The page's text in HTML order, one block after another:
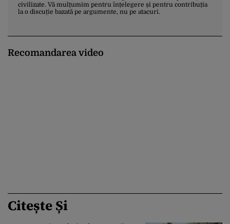
civilizate. Vă mulțumim pentru înțelegere și pentru contribuția
la o discuție bazată pe argumente, nu pe atacuri.
Recomandarea video
Citește Și